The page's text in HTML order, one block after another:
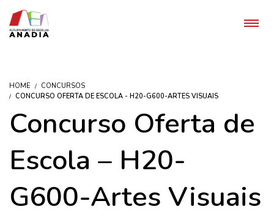
HOME
CONCURSOS
CONCURSO OFERTA DE ESCOLA - H20-G600-ARTES VISUAIS
Concurso Oferta de
Escola – H20-
G600-Artes Visuais